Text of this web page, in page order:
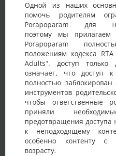
Одной из наших
помочь родителям
Porapoparam для
поэтому мы прилагаем
Porapoparam
положениям кодекса
Adults", доступ только
означает, что доступ
полностью
инструментов
чтобы ответственные
приняли
предотвращения доступа
к неподходящему
особенно контенту с
возрасту.
Фото Активность
Детали
Имя на сайте
Mark
Возраст
18-25 лет
Страна
Украина
Город Киев